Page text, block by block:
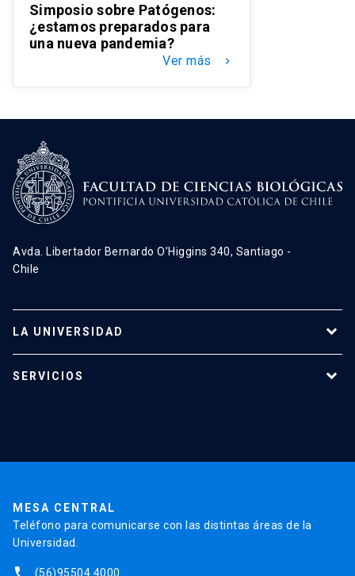
Simposio sobre Patógenos:
¿estamos preparados para
una nueva pandemia?
Ver más keyboard_arrow_right
Avda. Libertador Bernardo O’Higgins 340, Santiago -
Chile
LA UNIVERSIDAD
SERVICIOS
MESA CENTRAL
Teléfono para comunicarse con las distintas áreas de la
Universidad.
(56)95504 4000